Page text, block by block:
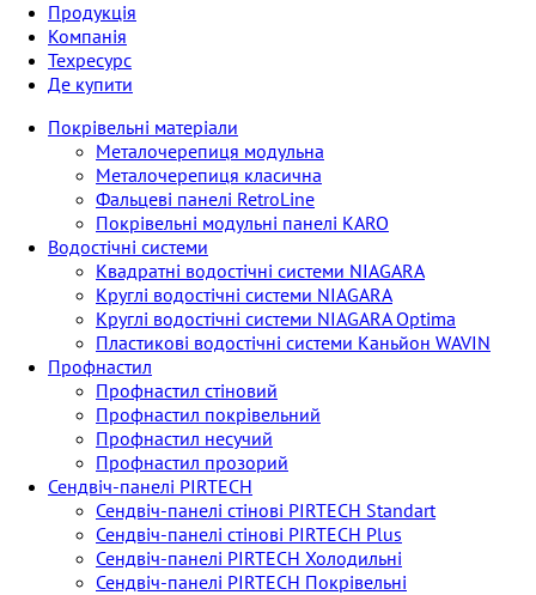
Продукція
Компанія
Техресурс
Де купити
Покрівельні матеріали
Металoчерепиця модульна
Металoчерепиця класична
Фальцеві панелі RetroLine
Покрівельні модульні панелі KARO
Водостічні системи
Квадратні водостічні системи NIAGARA
Круглі водостічні системи NIAGARA
Круглі водостічні системи NIAGARA Optima
Пластикові водостічні системи Каньйон WAVIN
Профнастил
Профнастил стіновий
Профнастил покрівельний
Профнастил несучий
Профнастил прозорий
Сендвіч-панелі PIRTECH
Сендвіч-панелі стінові PIRTECH Standart
Сендвіч-панелі стінові PIRTECH Plus
Сендвіч-панелі PIRTECH Холодильні
Сендвіч-панелі PIRTECH Покрівельні